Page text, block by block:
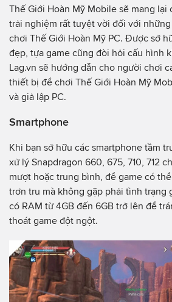
Thế Giới Hoàn Mỹ Mobile sẽ mang
trải nghiệm rất tuyệt vời đối với
chơi Thế Giới Hoàn Mỹ PC. Được sở
đẹp, tựa game cũng đòi hỏi cấu hình
Lag.vn sẽ hướng dẫn cho người chơi
thiết bị để chơi Thế Giới Hoàn Mỹ
và giả lập PC.
Smartphone
Khi bạn sở hữu các smartphone tầm
xử lý Snapdragon 660, 675, 710, 712
mượt hoặc trung bình, để game có
trơn tru mà không gặp phải tình trạng
có RAM từ 4GB đến 6GB trở lên để
thoát game đột ngột.